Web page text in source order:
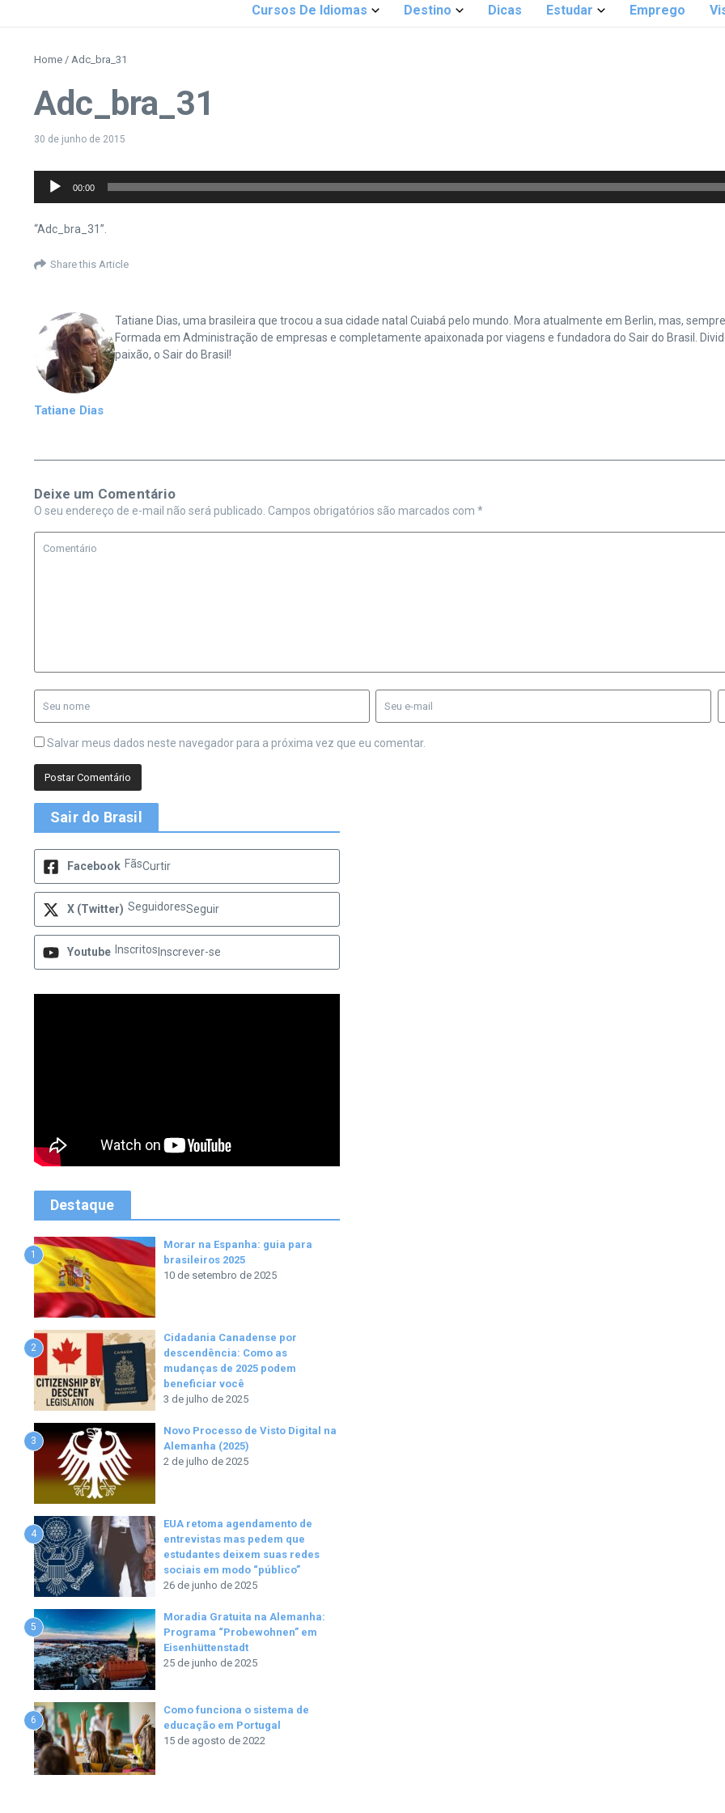
Cursos De Idiomas Destino Dicas Estudar Emprego
Home / Adc_bra_31
Adc_bra_31
30 de junho de 2015
Tocador
00:00
“Adc_bra_31”.
Share this Article
Tatiane Dias
Tatiane Dias, uma brasileira que trocou a sua cidade natal Cuiabá pelo mundo. Mora atualmente em Berlin, mas,
Formada em Administração de empresas e completamente apaixonada por viagens e fundadora do Sair do Brasil.
paixão, o Sair do Brasil!
Deixe um Comentário
O seu endereço de e-mail não será publicado. Campos obrigatórios são marcados com *
Salvar meus dados neste navegador para a próxima vez que eu comentar.
Sair do Brasil
Facebook FãsCurtir
X (Twitter) SeguidoresSeguir
Youtube Inscritos Inscrever-se
Destaque
1
Morar na Espanha: guia para
brasileiros 2025
10 de setembro de 2025
2
Cidadania Canadense por
descendência: Como as
mudanças de 2025 podem
beneficiar você
3 de julho de 2025
3
Novo Processo de Visto Digital na
Alemanha (2025)
2 de julho de 2025
4
EUA retoma agendamento de
entrevistas mas pedem que
estudantes deixem suas redes
sociais em modo “público”
26 de junho de 2025
5
Moradia Gratuita na Alemanha:
Programa “Probewohnen” em
Eisenhüttenstadt
25 de junho de 2025
6
Como funciona o sistema de
educação em Portugal
15 de agosto de 2022